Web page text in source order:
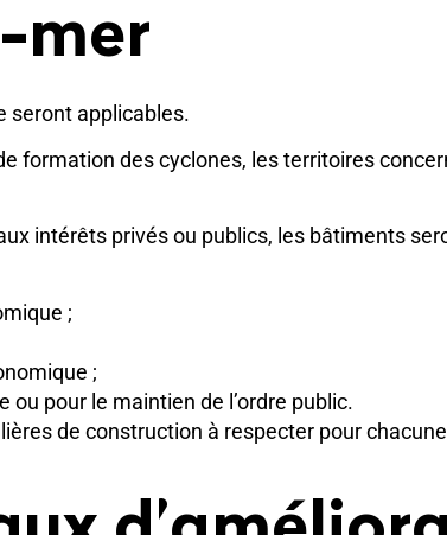
mer
seront applicables.
des cyclones, les territoires
intérêts privés ou publics, les bâtiments
;
;
pour le maintien de l’ordre public.
de construction à respecter pour